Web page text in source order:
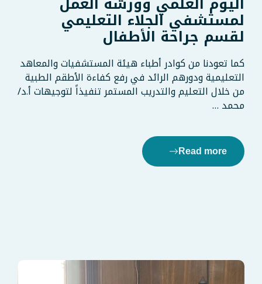
لمستشفي الجلاء التعليمي
لقسم جراحة الأطفال
كما تعودنا من كوادر أطباء هيئة المستشفيات والمعاهد
التعليمية ودورهم الرائد في رفع كفاءة الأطقم الطبية
من خلال التعليم والتدريب المستمر تنفيذاً لتوجيهات أ.د/
محمد …
Read more